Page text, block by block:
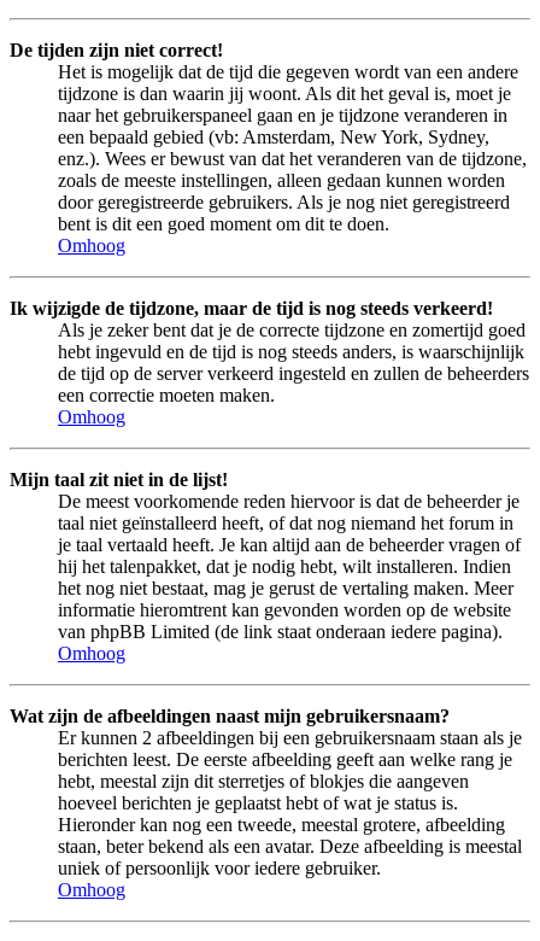
De tijden zijn niet correct!
Het is mogelijk dat de tijd die gegeven wordt van een andere
tijdzone is dan waarin jij woont. Als dit het geval is, moet je
naar het gebruikerspaneel gaan en je tijdzone veranderen in
een bepaald gebied (vb: Amsterdam, New York, Sydney,
enz.). Wees er bewust van dat het veranderen van de tijdzone,
zoals de meeste instellingen, alleen gedaan kunnen worden
door geregistreerde gebruikers. Als je nog niet geregistreerd
bent is dit een goed moment om dit te doen.
Omhoog
Ik wijzigde de tijdzone, maar de tijd is nog steeds verkeerd!
Als je zeker bent dat je de correcte tijdzone en zomertijd goed
hebt ingevuld en de tijd is nog steeds anders, is waarschijnlijk
de tijd op de server verkeerd ingesteld en zullen de beheerders
een correctie moeten maken.
Omhoog
Mijn taal zit niet in de lijst!
De meest voorkomende reden hiervoor is dat de beheerder je
taal niet geïnstalleerd heeft, of dat nog niemand het forum in
je taal vertaald heeft. Je kan altijd aan de beheerder vragen of
hij het talenpakket, dat je nodig hebt, wilt installeren. Indien
het nog niet bestaat, mag je gerust de vertaling maken. Meer
informatie hieromtrent kan gevonden worden op de website
van phpBB Limited (de link staat onderaan iedere pagina).
Omhoog
Wat zijn de afbeeldingen naast mijn gebruikersnaam?
Er kunnen 2 afbeeldingen bij een gebruikersnaam staan als je
berichten leest. De eerste afbeelding geeft aan welke rang je
hebt, meestal zijn dit sterretjes of blokjes die aangeven
hoeveel berichten je geplaatst hebt of wat je status is.
Hieronder kan nog een tweede, meestal grotere, afbeelding
staan, beter bekend als een avatar. Deze afbeelding is meestal
uniek of persoonlijk voor iedere gebruiker.
Omhoog